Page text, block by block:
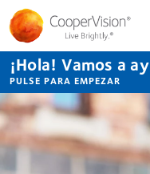
Pasar
contenido
principal
¡Hola! Vamos a
PULSE PARA EMPEZAR